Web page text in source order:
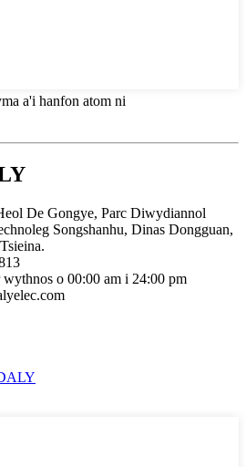
a'i hanfon atom ni
De Gongye, Parc Diwydiannol
Songshanhu, Dinas Dongguan,
o 00:00 am i 24:00 pm